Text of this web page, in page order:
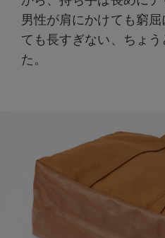
男性が肩にかけても窮
ても長すぎない、ちょ
た。